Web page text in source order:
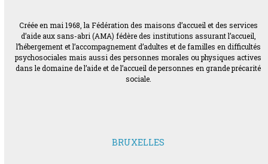
Créée en mai 1968, la Fédération des maisons d’accueil et des services
d’aide aux sans-abri (AMA) fédère des institutions assurant l’accueil,
l’hébergement et l’accompagnement d’adultes et de familles en difficultés
psychosociales mais aussi des personnes morales ou physiques actives
dans le domaine de l’aide et de l’accueil de personnes en grande précarité
sociale.
BRUXELLES